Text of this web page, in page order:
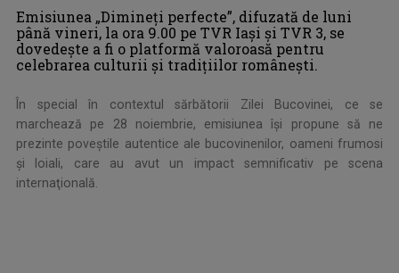
Emisiunea „Dimineţi perfecte”, difuzată de luni
până vineri, la ora 9.00 pe TVR Iaşi şi TVR 3, se
dovedeşte a fi o platformă valoroasă pentru
celebrarea culturii şi tradiţiilor româneşti.
În special în contextul sărbătorii Zilei Bucovinei, ce se
marchează pe 28 noiembrie, emisiunea îşi propune să ne
prezinte poveştile autentice ale bucovinenilor, oameni frumosi
şi loiali, care au avut un impact semnificativ pe scena
internaţională.